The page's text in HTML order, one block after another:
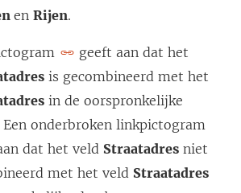
i
n
e
e
n
n
en Rijen.
geeft aan dat het
is gecombineerd met het
in de oorspronkelijke
onderbroken linkpictogram
dat het veld Straatadres niet
met het veld Straatadres